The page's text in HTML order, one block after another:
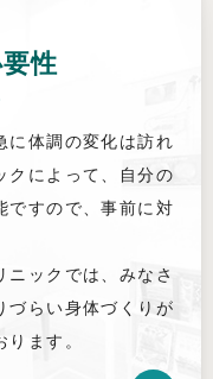
性
に体調の変化は訪れ
クによって、自分の
ですので、事前に対
ニックでは、みなさ
づらい身体づくりが
ます。